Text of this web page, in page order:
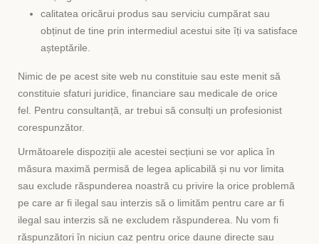
calitatea oricărui produs sau serviciu cumpărat sau
obținut de tine prin intermediul acestui site îți va satisface
așteptările.
Nimic de pe acest site web nu constituie sau este menit să
constituie sfaturi juridice, financiare sau medicale de orice
fel. Pentru consultanță, ar trebui să consulți un profesionist
corespunzător.
Următoarele dispoziții ale acestei secțiuni se vor aplica în
măsura maximă permisă de legea aplicabilă și nu vor limita
sau exclude răspunderea noastră cu privire la orice problemă
pe care ar fi ilegal sau interzis să o limităm pentru care ar fi
ilegal sau interzis să ne excludem răspunderea. Nu vom fi
răspunzători în niciun caz pentru orice daune directe sau